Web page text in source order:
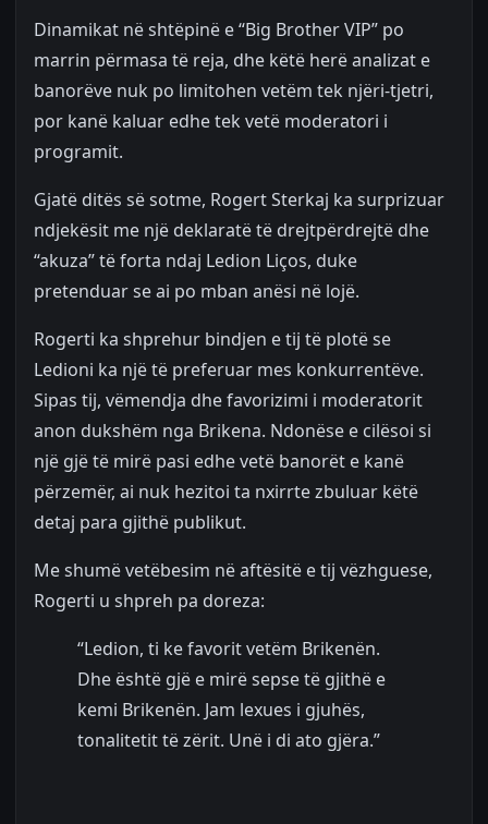
Dinamikat në shtëpinë e “Big Brother VIP” po
marrin përmasa të reja, dhe këtë herë analizat e
banorëve nuk po limitohen vetëm tek njëri-tjetri,
por kanë kaluar edhe tek vetë moderatori i
programit.
Gjatë ditës së sotme, Rogert Sterkaj ka surprizuar
ndjekësit me një deklaratë të drejtpërdrejtë dhe
“akuza” të forta ndaj Ledion Liços, duke
pretenduar se ai po mban anësi në lojë.
Rogerti ka shprehur bindjen e tij të plotë se
Ledioni ka një të preferuar mes konkurrentëve.
Sipas tij, vëmendja dhe favorizimi i moderatorit
anon dukshëm nga Brikena. Ndonëse e cilësoi si
një gjë të mirë pasi edhe vetë banorët e kanë
përzemër, ai nuk hezitoi ta nxirrte zbuluar këtë
detaj para gjithë publikut.
Me shumë vetëbesim në aftësitë e tij vëzhguese,
Rogerti u shpreh pa doreza:
“Ledion, ti ke favorit vetëm Brikenën.
Dhe është gjë e mirë sepse të gjithë e
kemi Brikenën. Jam lexues i gjuhës,
tonalitetit të zërit. Unë i di ato gjëra.”